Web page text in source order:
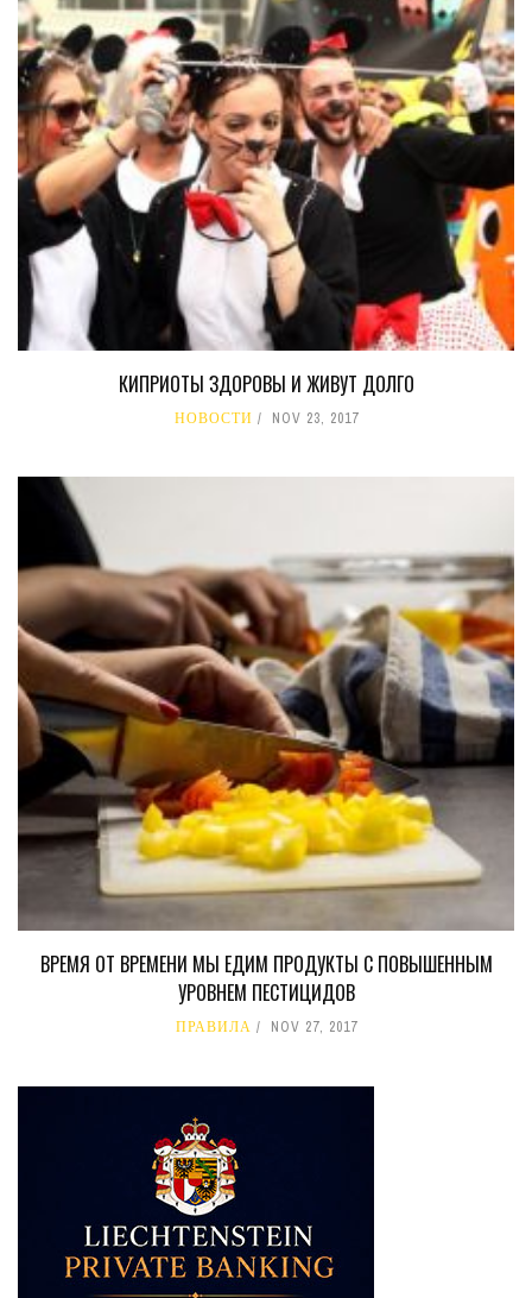
КИПРИОТЫ ЗДОРОВЫ И ЖИВУТ ДОЛГО
НОВОСТИ NOV 23, 2017
ВРЕМЯ ОТ ВРЕМЕНИ МЫ ЕДИМ ПРОДУКТЫ С ПОВЫШЕННЫМ
УРОВНЕМ ПЕСТИЦИДОВ
ПРАВИЛА NOV 27, 2017